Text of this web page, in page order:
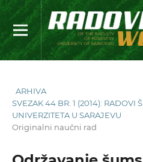
ARHIVA
SVEZAK 44 BR. 1 (2014): RADOVI
UNIVERZITETA U SARAJEVU
Originalni naučni rad